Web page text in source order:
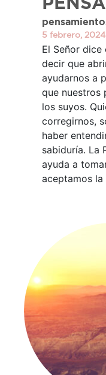
5 febrero, 2024
El Señor dice
decir que
ayudarnos a
que nuestros
los suyos.
corregirnos,
haber
sabiduría. La
ayuda a
aceptamos